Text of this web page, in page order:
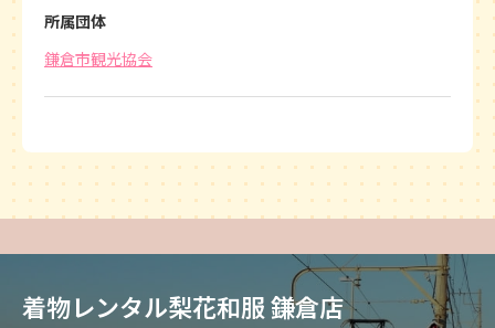
所属団体
鎌倉市観光協会
着物レンタル梨花和服 鎌倉店